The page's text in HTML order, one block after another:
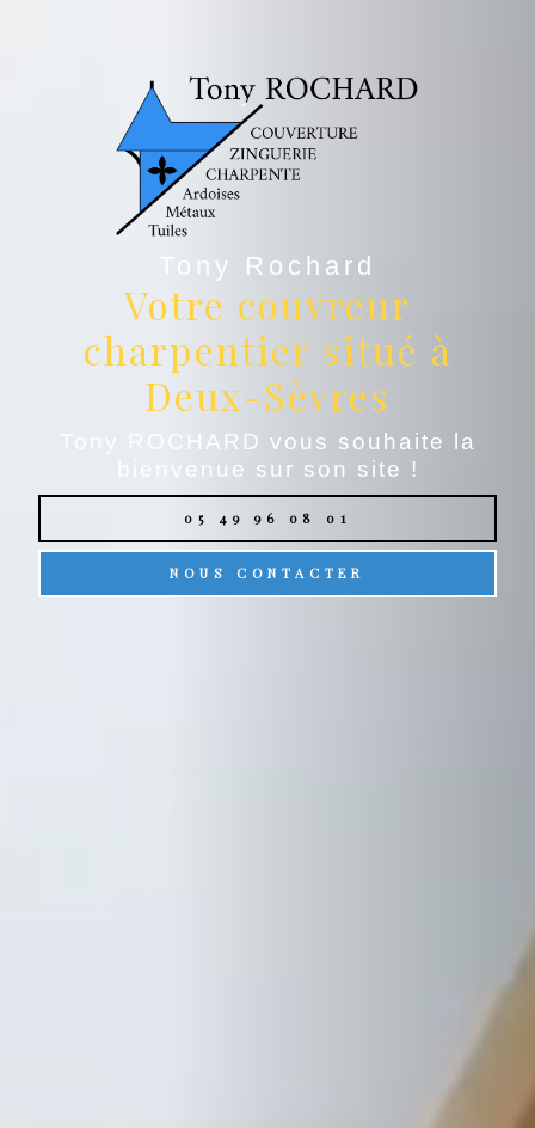
Tony Rochard
Votre couvreur
charpentier situé à
Deux-Sèvres
Tony ROCHARD vous souhaite la
bienvenue sur son site !
05 49 96 08 01
NOUS CONTACTER